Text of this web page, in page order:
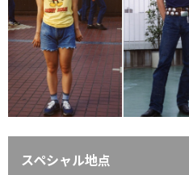
スペシャル地点